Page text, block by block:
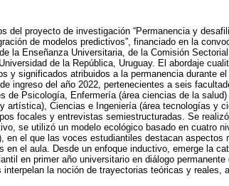
del proyecto de investigación “Permanencia y
de modelos predictivos”, financiado en la
la Enseñanza Universitaria, de la Comisión
de la República, Uruguay. El abordaje
y significados atribuidos a la permanencia durante el
ingreso del año 2022, pertenecientes a seis
de Psicología, Enfermería (área ciencias de la
artística), Ciencias e Ingeniería (área tecnologías y
focales y entrevistas semiestructuradas. Se
se utilizó un modelo ecológico basado en cuatro
en el que las voces estudiantiles destacan aspectos
en el aula. Desde un enfoque inductivo, emerge la
en primer año universitario en diálogo
la noción de trayectorias teóricas y reales,